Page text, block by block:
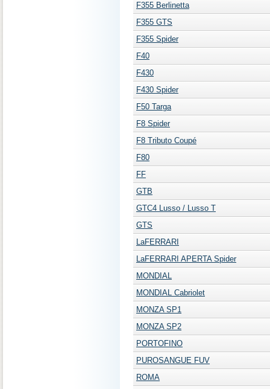
F355 Berlinetta
F355 GTS
F355 Spider
F40
F430
F430 Spider
F50 Targa
F8 Spider
F8 Tributo Coupé
F80
FF
GTB
GTC4 Lusso / Lusso T
GTS
LaFERRARI
LaFERRARI APERTA Spider
MONDIAL
MONDIAL Cabriolet
MONZA SP1
MONZA SP2
PORTOFINO
PUROSANGUE FUV
ROMA